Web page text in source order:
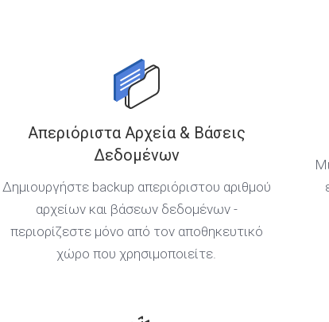
Απεριόριστα Αρχεία & Βάσεις
Δεδομένων
Δημιουργήστε backup απεριόριστου αριθμού
αρχείων και βάσεων δεδομένων -
περιορίζεστε μόνο από τον αποθηκευτικό
χώρο που χρησιμοποιείτε.